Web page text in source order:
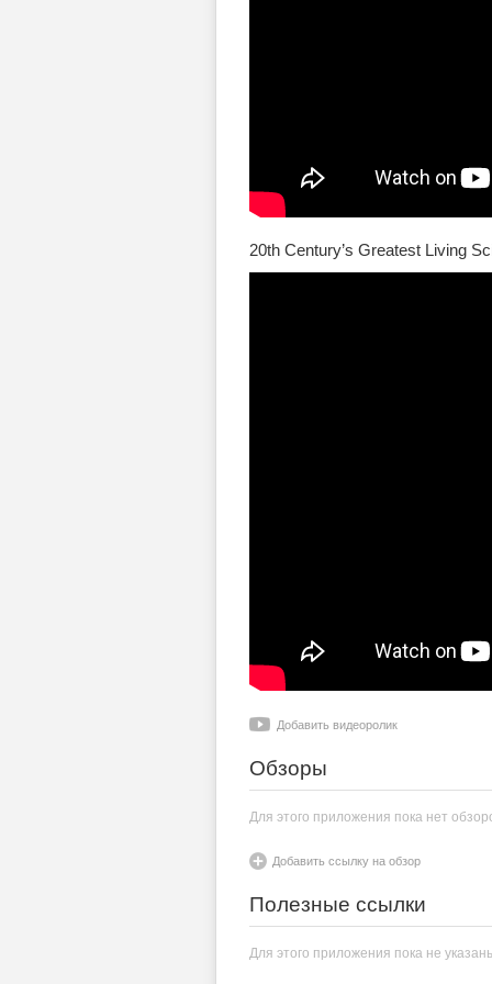
20th Century’s Greatest Living
Добавить видеоролик
Обзоры
Для этого приложения пока нет
Добавить ссылку на обзор
Полезные ссылки
Для этого приложения пока не